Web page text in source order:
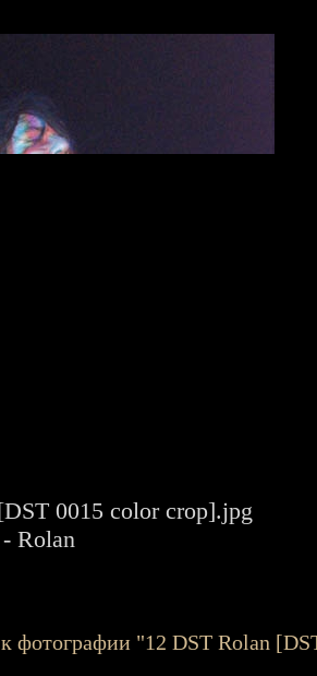
0015 color crop].jpg
Rolan
фотографии "12 DST Rolan